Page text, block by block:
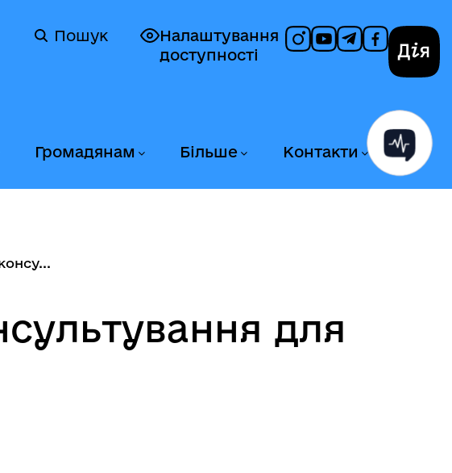
Налаштування
доступності
Пошук
Громадянам Більше Контакти
для